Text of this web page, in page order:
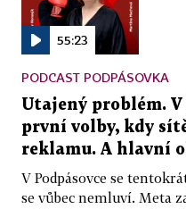
55:23
PODCAST PODPÁSOVKA
Utajený problém.
první volby, kdy
reklamu. A hlavní
V Podpásovce se
se vůbec nemluví. Meta